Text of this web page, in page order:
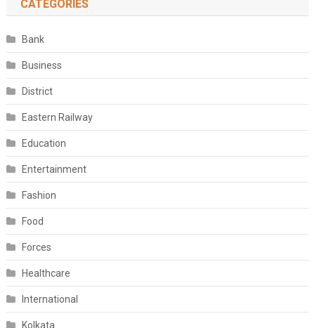
CATEGORIES
Bank
Business
District
Eastern Railway
Education
Entertainment
Fashion
Food
Forces
Healthcare
International
Kolkata